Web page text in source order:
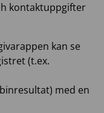
kontaktuppgifter
kan se
(t.ex.
med en